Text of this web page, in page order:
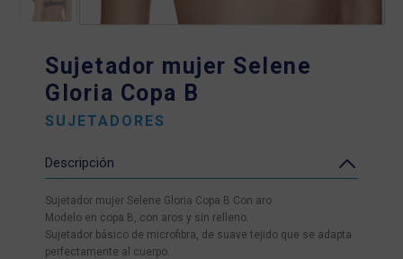
Sujetador mujer Selene
Gloria Copa B
SUJETADORES
Descripción
Sujetador mujer Selene Gloria Copa B Con aro
Modelo en copa B, con aros y sin relleno.
Sujetador básico de microfibra, de suave tejido que se adapta
perfectamente al cuerpo.